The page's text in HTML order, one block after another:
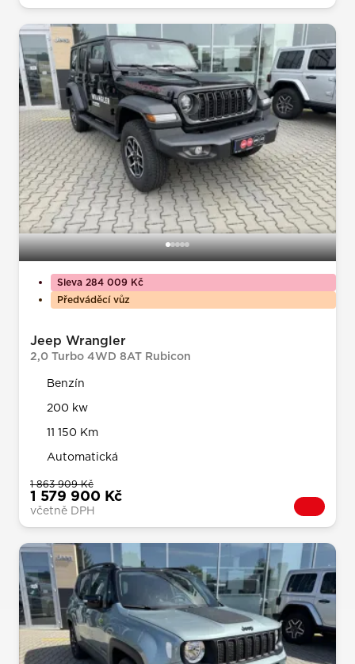
Sleva 284 009 Kč
Předváděcí vůz
Jeep Wrangler
2,0 Turbo 4WD 8AT Rubicon
Benzín
200 kw
11 150 Km
Automatická
1 863 909 Kč
1 579 900 Kč
včetně DPH